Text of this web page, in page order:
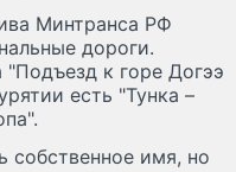
Минтранса РФ
дороги.
к горе Догээ
есть "Тунка –
собственное имя, но